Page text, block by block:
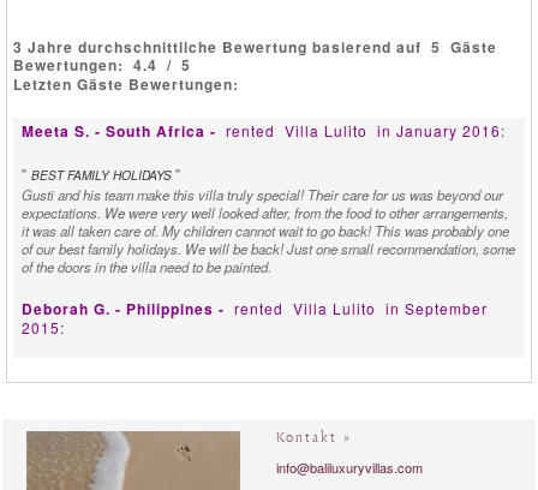
3 Jahre durchschnittliche Bewertung basierend auf 5 Gäste
Bewertungen: 4.4 / 5
Letzten Gäste Bewertungen:
Meeta S. - South Africa - rented Villa Lulito in January 2016:
" BEST FAMILY HOLIDAYS "
Gusti and his team make this villa truly special! Their care for us was beyond our
expectations. We were very well looked after, from the food to other arrangements,
it was all taken care of. My children cannot wait to go back! This was probably one
of our best family holidays. We will be back! Just one small recommendation, some
of the doors in the villa need to be painted.
Deborah G. - Philippines - rented Villa Lulito in September
2015:
Charming villa in perfect location however it's the staff that made our stay a
Gusto and his team are wonderful. We miss them already.
Kontakt »
info@baliluxuryvillas.com